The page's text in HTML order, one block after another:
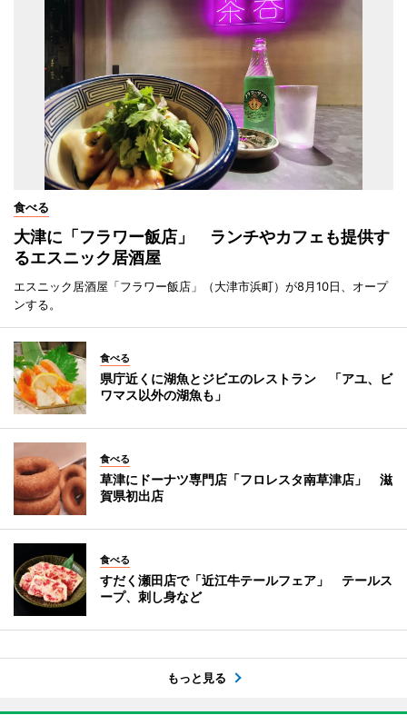
食べる
大津に「フラワー飯店」 ランチやカフェも提供す
るエスニック居酒屋
エスニック居酒屋「フラワー飯店」（大津市浜町）が8月10日、オープ
ンする。
食べる
県庁近くに湖魚とジビエのレストラン 「アユ、ビ
ワマス以外の湖魚も」
食べる
草津にドーナツ専門店「フロレスタ南草津店」 滋
賀県初出店
食べる
すだく瀬田店で「近江牛テールフェア」 テールス
ープ、刺し身など
もっと見る